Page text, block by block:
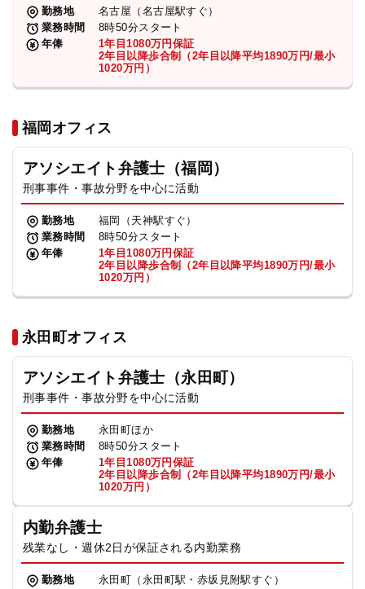
勤務地
名古屋（名古屋駅すぐ）
業務時間
8時50分スタート
年俸
1年目1080万円保証
2年目以降歩合制（2年目以降平均1890万円/最小
1020万円）
福岡オフィス
アソシエイト弁護士（福岡）
刑事事件・事故分野を中心に活動
勤務地
福岡（天神駅すぐ）
業務時間
8時50分スタート
年俸
1年目1080万円保証
2年目以降歩合制（2年目以降平均1890万円/最小
1020万円）
永田町オフィス
アソシエイト弁護士（永田町）
刑事事件・事故分野を中心に活動
勤務地
永田町ほか
業務時間
8時50分スタート
年俸
1年目1080万円保証
2年目以降歩合制（2年目以降平均1890万円/最小
1020万円）
内勤弁護士
残業なし・週休2日が保証される内勤業務
勤務地
永田町（永田町駅・赤坂見附駅すぐ）